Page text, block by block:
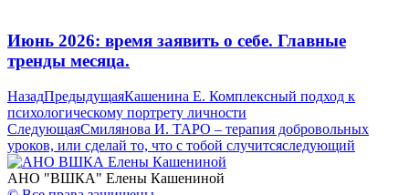
Июнь 2026: время заявить о себе. Главные
тренды месяца.
НазадПредыдущаяКашенина Е. Комплексный подход к
психологическому портрету личности
СледующаяСмилянова И. ТАРО – терапия добровольных
уроков, или сделай то, что с тобой случитсяследующий
АНО "ВШКА" Елены Кашениной